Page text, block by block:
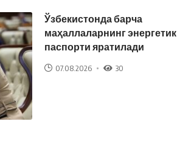
Ўзбекистонда барча
маҳаллаларнинг энергетик
паспорти яратилади
07.08.2026 30